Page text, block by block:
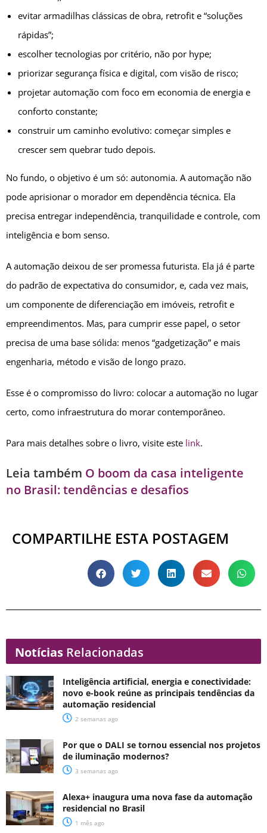
evitar armadilhas clássicas de obra, retrofit e “soluções
rápidas”;
escolher tecnologias por critério, não por hype;
priorizar segurança física e digital, com visão de risco;
projetar automação com foco em economia de energia e
conforto constante;
construir um caminho evolutivo: começar simples e
crescer sem quebrar tudo depois.
No fundo, o objetivo é um só: autonomia. A automação não
pode aprisionar o morador em dependência técnica. Ela
precisa entregar independência, tranquilidade e controle, com
inteligência e bom senso.
A automação deixou de ser promessa futurista. Ela já é parte
do padrão de expectativa do consumidor, e, cada vez mais,
um componente de diferenciação em imóveis, retrofit e
empreendimentos. Mas, para cumprir esse papel, o setor
precisa de uma base sólida: menos “gadgetização” e mais
engenharia, método e visão de longo prazo.
Esse é o compromisso do livro: colocar a automação no lugar
certo, como infraestrutura do morar contemporâneo.
Para mais detalhes sobre o livro, visite este link.
Leia também O boom da casa inteligente
no Brasil: tendências e desafios
COMPARTILHE ESTA POSTAGEM
Notícias Relacionadas
Inteligência artificial, energia e conectividade:
novo e-book reúne as principais tendências da
automação residencial
2 semanas ago
Por que o DALI se tornou essencial nos projetos
de iluminação modernos?
3 semanas ago
Alexa+ inaugura uma nova fase da automação
residencial no Brasil
1 mês ago